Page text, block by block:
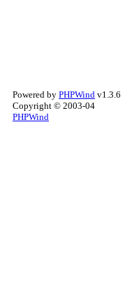
Powered by PHPWind v1.3.6
Copyright © 2003-04
PHPWind